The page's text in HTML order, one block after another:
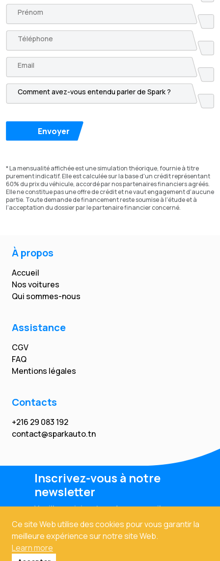
Ce site Web utilise des cookies pour vous garantir la
meilleure expérience sur notre site Web.
Learn more
Envoyer
* La mensualité affichée est une simulation théorique, fournie à titre
purement indicatif. Elle est calculée sur la base d'un crédit représentant
60% du prix du véhicule, accordé par nos partenaires financiers agréés.
Elle ne constitue pas une offre de crédit et ne vaut engagement d'aucune
partie. Toute demande de financement reste soumise à l'étude et à
l'acceptation du dossier par le partenaire financier concerné.
À propos
Accueil
Nos voitures
Qui sommes-nous
Assistance
CGV
FAQ
Mentions légales
Contacts
+216 29 083 192
contact@sparkauto.tn
Inscrivez-vous à notre
newsletter
Veuillez saisir votre adresse email